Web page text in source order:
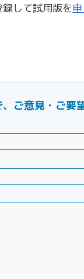
して試用版を
意見・ご要